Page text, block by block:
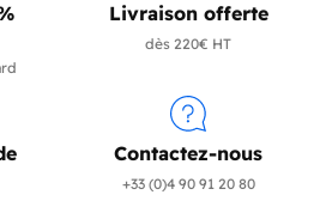
Livraison offerte
dès 220€ HT
Contactez-nous
+33 (0)4 90 91 20 80